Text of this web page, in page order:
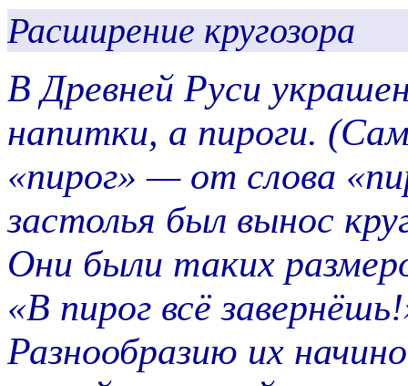
Расширение кругозора
В Древней Руси
напитки, а пироги.
«пирог» — от слова
застолья был вынос
Они были таких
«В пирог всё
Разнообразию их